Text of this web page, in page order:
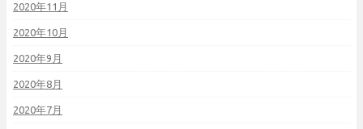
2020年11月
2020年10月
2020年9月
2020年8月
2020年7月